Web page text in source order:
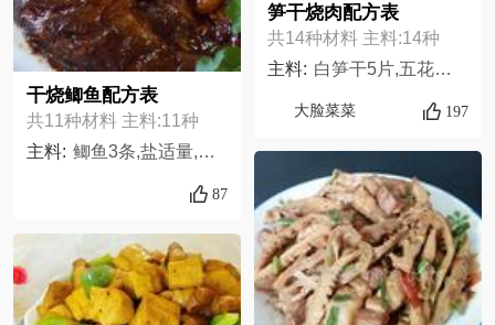
干烧鲫鱼配方表
共11种材料 主料:11种
主料: 鲫鱼3条,盐适量,水适量,干红辣椒适量,葱适量,白酒1汤勺,白糖1汤勺,姜适量,醋3汤勺,蒜适量,酱油适量
87
笋干烧肉配方表
共14种材料 主料:14种
主料: 白笋干5片,五花肉500g,干辣椒2只,香叶2片,花椒数颗,生姜3片,白糖看个人,老抽大约一勺半,生抽两勺,花雕酒一勺,清酒一勺,五香粉一勺,大蒜4瓣,葱一根,
大脸菜菜 197